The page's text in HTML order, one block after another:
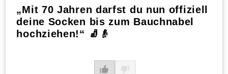
„Mit 70 Jahren darfst du nun offiziell
deine Socken bis zum Bauchnabel
hochziehen!“ 🧦👴